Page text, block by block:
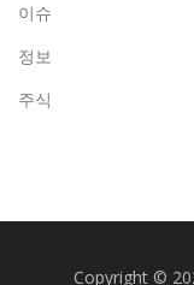
이슈
정보
주식
Copyright ©